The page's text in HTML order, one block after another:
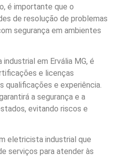
é importante que o
de resolução de problemas
segurança em ambientes
em Ervália MG, é
e licenças
qualificações e experiência.
a segurança e a
evitando riscos e
eletricista industrial que
serviços para atender às